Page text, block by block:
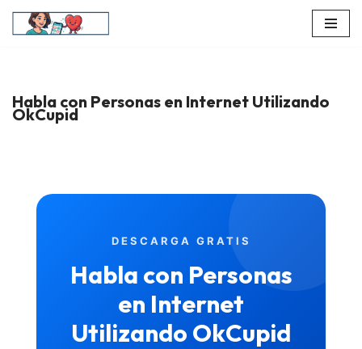
conteúdo
Habla con Personas en Internet Utilizando
OkCupid
DESCARGA GRATIS
Habla con Personas
en Internet
Utilizando OkCupid